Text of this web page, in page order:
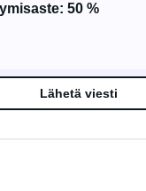
50 %
Lähetä viesti